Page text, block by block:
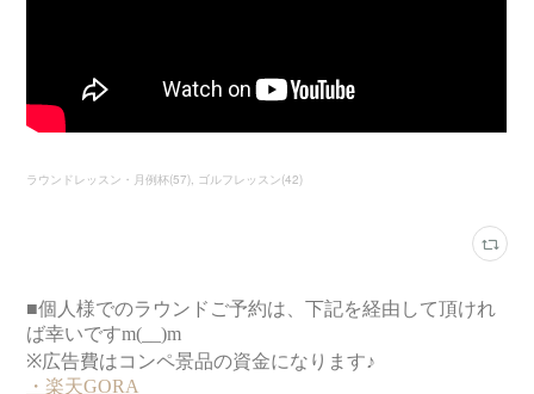
ラウンドレッスン・月例杯(57) ゴルフレッスン(42)